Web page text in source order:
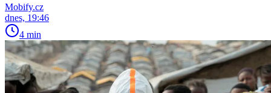
Mobify.cz
dnes, 19:46
4 min